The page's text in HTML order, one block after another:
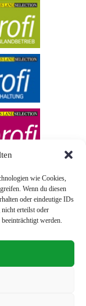
wie Cookies,
Wenn du diesen
oder eindeutige IDs
erteilst oder
werden.